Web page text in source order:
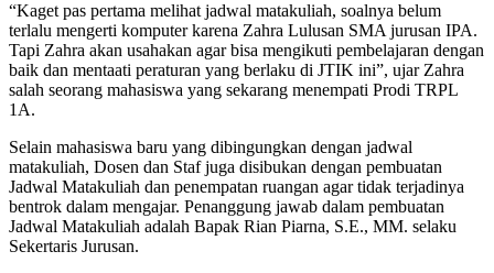
“Kaget pas pertama melihat jadwal matakuliah, soalnya belum
terlalu mengerti komputer karena Zahra Lulusan SMA jurusan IPA.
Tapi Zahra akan usahakan agar bisa mengikuti pembelajaran dengan
baik dan mentaati peraturan yang berlaku di JTIK ini”, ujar Zahra
salah seorang mahasiswa yang sekarang menempati Prodi TRPL
1A.
Selain mahasiswa baru yang dibingungkan dengan jadwal
matakuliah, Dosen dan Staf juga disibukan dengan pembuatan
Jadwal Matakuliah dan penempatan ruangan agar tidak terjadinya
bentrok dalam mengajar. Penanggung jawab dalam pembuatan
Jadwal Matakuliah adalah Bapak Rian Piarna, S.E., MM. selaku
Sekertaris Jurusan.